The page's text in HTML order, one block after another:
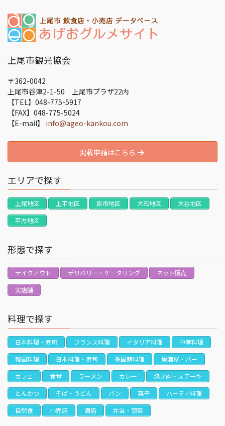
上尾市観光協会
〒362-0042
上尾市谷津2-1-50 上尾市プラザ22内
【TEL】048-775-5917
【FAX】048-775-5024
【E-mail】 info@ageo-kankou.com
掲載申請はこちら
エリアで探す
上尾地区 上平地区 原市地区 大石地区
大谷地区
平方地区
形態で探す
テイクアウト デリバリー・ケータリング
ネット販売
実店舗
料理で探す
日本料理・寿司 フランス料理 イタリア料理
中華料理
韓国料理
日本料理・寿司 多国籍料理
居酒屋・バー
カフェ
食堂 ラーメン カレー
焼き肉・ステーキ
とんかつ
そば・うどん パン 菓子
パーティ料理
自然食
小売店 酒店 弁当・惣菜